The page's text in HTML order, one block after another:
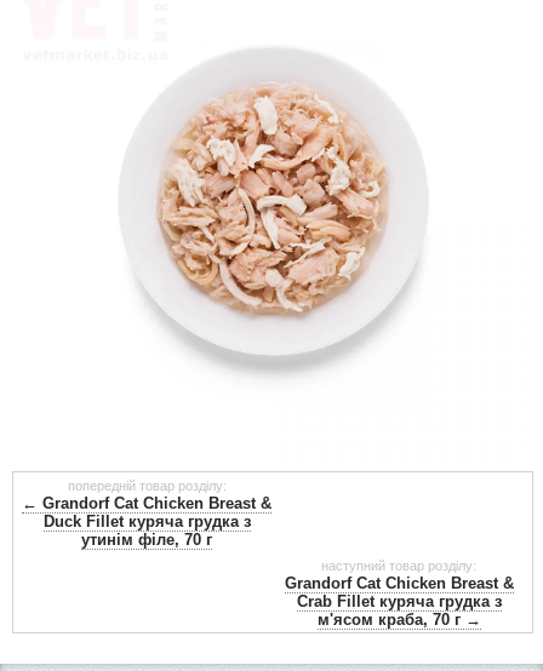
попередній товар розділу:
← Grandorf Cat Chicken Breast &
Duck Fillet куряча грудка з
утинім філе, 70 г
наступний товар розділу:
Grandorf Cat Chicken Breast &
Crab Fillet куряча грудка з
м'ясом краба, 70 г →